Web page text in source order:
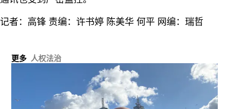
记者：高锋 责编：许书婷 陈美华 何平 网编：瑞哲
更多 人权法治